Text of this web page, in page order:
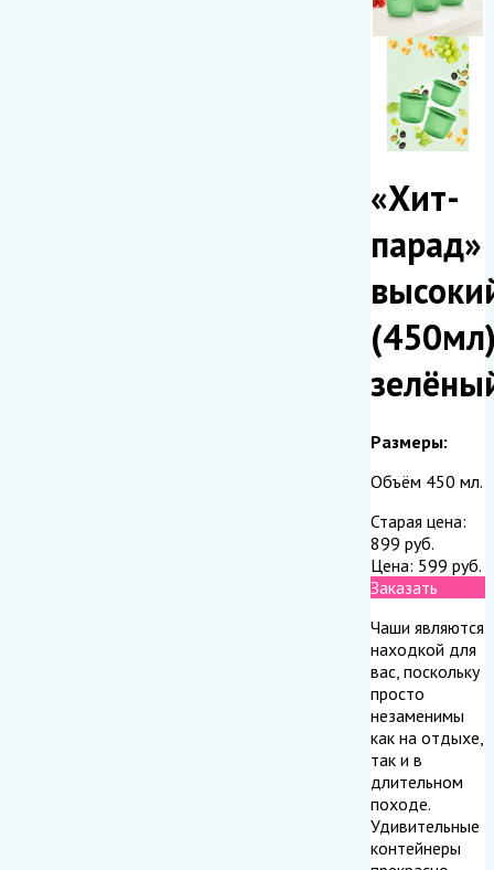
«Хит-
парад»
Размеры:
Объём 450 мл.
Старая цена:
899 руб.
Цена: 599 руб.
Заказать
Чаши являются
находкой для
вас, поскольку
просто
незаменимы
как на отдыхе,
так и в
длительном
походе.
Удивительные
контейнеры